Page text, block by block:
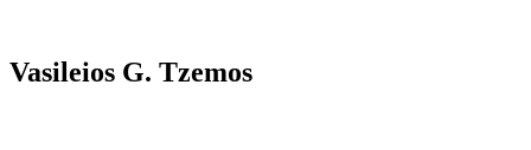
Vasileios G. Tzemos